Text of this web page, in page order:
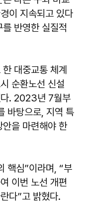
이 지속되고 있다
반영한 실질적
대중교통 체계
순환노선 신설
다. 2023년 7월부
바탕으로, 지역 특
을 마련해야 한
핵심”이라며, “부
이번 노선 개편
다”고 밝혔다.